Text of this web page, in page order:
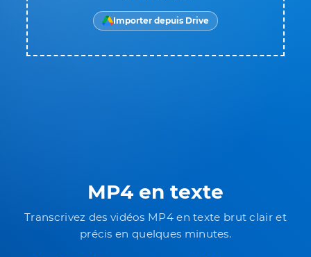
MP4 en texte
Transcrivez des vidéos MP4 en texte brut clair et
précis en quelques minutes.
Importer depuis Drive